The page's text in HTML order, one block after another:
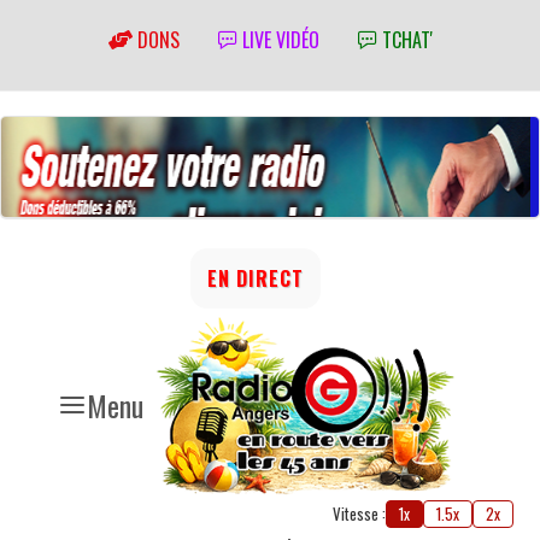
DONS LIVE VIDÉO TCHAT'
Menu
EN DIRECT
Vitesse : 1x 1.5x 2x